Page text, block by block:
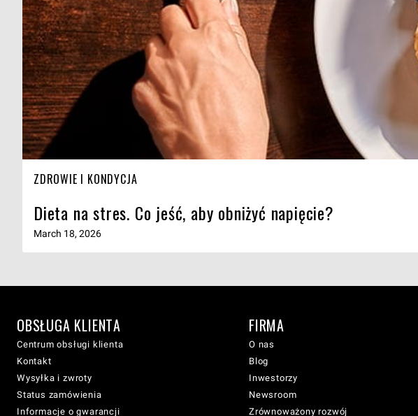
ZDROWIE I KONDYCJA
Dieta na stres. Co jeść, aby obniżyć napięcie?
March 18, 2026
OBSŁUGA KLIENTA
Centrum obsługi klienta
Kontakt
Wysyłka i zwroty
Status zamówienia
Informacje o gwarancji
FIRMA
O nas
Blog
Inwestorzy
Newsroom
Zrównoważony rozwój